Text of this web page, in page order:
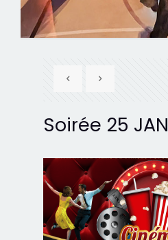
Soirée 25 JAN